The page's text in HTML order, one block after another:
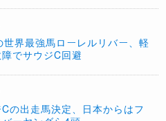
世界最強馬ローレルリバー、軽
でサウジC回避
の出走馬決定、日本からはフ